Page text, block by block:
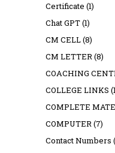
Certificate (1)
Chat GPT(1)
CM CELL(8)
CM LETTER(8)
COACHING
COLLEGE LINKS
COMPLETE
COMPUTER(7)
Contact Numbers